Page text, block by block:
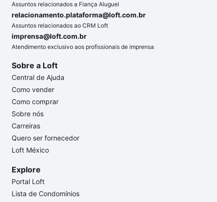
Assuntos relacionados a Fiança Aluguel
relacionamento.plataforma@loft.com.br
Assuntos relacionados ao CRM Loft
imprensa@loft.com.br
Atendimento exclusivo aos profissionais de imprensa
Sobre a Loft
Central de Ajuda
Como vender
Como comprar
Sobre nós
Carreiras
Quero ser fornecedor
Loft México
Explore
Portal Loft
Lista de Condomínios